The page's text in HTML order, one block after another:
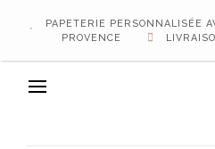
PAPETERIE PERSONNALISÉE
PROVENCE